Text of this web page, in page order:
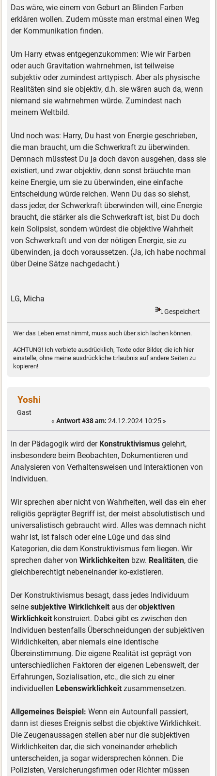
Das wäre, wie einem von Geburt an Blinden Farben
erklären wollen. Zudem müsste man erstmal einen Weg
der Kommunikation finden.
Um Harry etwas entgegenzukommen: Wie wir Farben
oder auch Gravitation wahrnehmen, ist teilweise
subjektiv oder zumindest arttypisch. Aber als physische
Realitäten sind sie objektiv, d.h. sie wären auch da, wenn
niemand sie wahrnehmen würde. Zumindest nach
meinem Weltbild.
Und noch was: Harry, Du hast von Energie geschrieben,
die man braucht, um die Schwerkraft zu überwinden.
Demnach müsstest Du ja doch davon ausgehen, dass sie
existiert, und zwar objektiv, denn sonst bräuchte man
keine Energie, um sie zu überwinden, eine einfache
Entscheidung würde reichen. Wenn Du das so siehst,
dass jeder, der Schwerkraft überwinden will, eine Energie
braucht, die stärker als die Schwerkraft ist, bist Du doch
kein Solipsist, sondern würdest die objektive Wahrheit
von Schwerkraft und von der nötigen Energie, sie zu
überwinden, ja doch voraussetzen. (Ja, ich habe nochmal
über Deine Sätze nachgedacht.)
LG, Micha
Gespeichert
Wer das Leben ernst nimmt, muss auch über sich lachen können.
ACHTUNG! Ich verbiete ausdrücklich, Texte oder Bilder, die ich hier
einstelle, ohne meine ausdrückliche Erlaubnis auf andere Seiten zu
kopieren!
Yoshi
Gast
« Antwort #38 am: 24.12.2024 10:25 »
In der Pädagogik wird der Konstruktivismus gelehrt,
insbesondere beim Beobachten, Dokumentieren und
Analysieren von Verhaltensweisen und Interaktionen von
Individuen.
Wir sprechen aber nicht von Wahrheiten, weil das ein eher
religiös geprägter Begriff ist, der meist absolutistisch und
universalistisch gebraucht wird. Alles was demnach nicht
wahr ist, ist falsch oder eine Lüge und das sind
Kategorien, die dem Konstruktivismus fern liegen. Wir
sprechen daher vonWirklichkeiten bzw. Realitäten, die
gleichberechtigt nebeneinander ko-existieren.
Der Konstruktivismus besagt, dass jedes Individuum
seinesubjektive Wirklichkeit aus derobjektiven
Wirklichkeit konstruiert. Dabei gibt es zwischen den
Individuen bestenfalls Überschneidungen der subjektiven
Wirklichkeiten, aber niemals eine identische
Übereinstimmung. Die eigene Realität ist geprägt von
unterschiedlichen Faktoren der eigenen Lebenswelt, der
Erfahrungen, Sozialisation, etc., die sich zu einer
individuellen Lebenswirklichkeit zusammensetzen.
Allgemeines Beispiel: Wenn ein Autounfall passiert,
dann ist dieses Ereignis selbst die objektive Wirklichkeit.
Die Zeugenaussagen stellen aber nur die subjektiven
Wirklichkeiten dar, die sich voneinander erheblich
unterscheiden, ja sogar widersprechen können. Die
Polizisten, Versicherungsfirmen oder Richter müssen